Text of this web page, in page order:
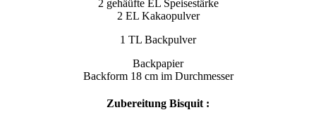
2 gehäüfte EL Speisestärke
2 EL Kakaopulver
1 TL Backpulver
Backpapier
Backform 18 cm im Durchmesser
Zubereitung Bisquit :